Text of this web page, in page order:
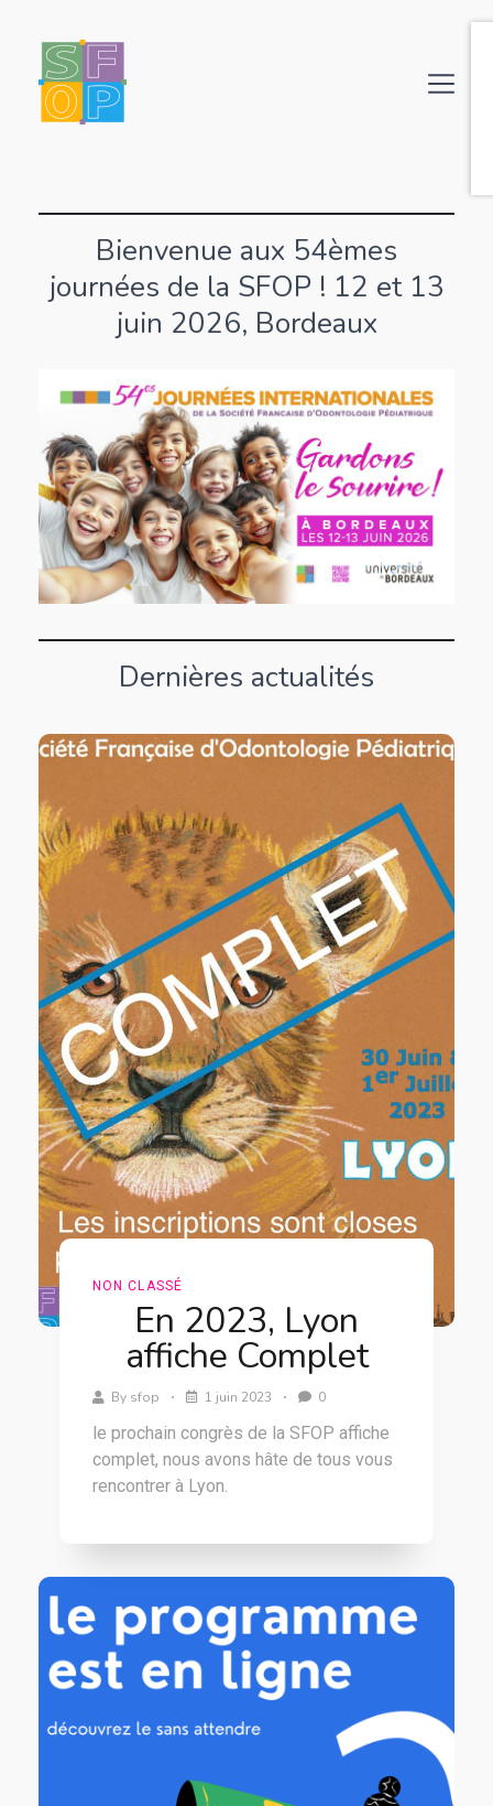
Bienvenue aux 54èmes
journées de la SFOP ! 12 et 13
juin 2026, Bordeaux
Dernières actualités
NON CLASSÉ
En 2023, Lyon
affiche Complet
By sfop 1 juin 2023 0
le prochain congrès de la SFOP affiche
complet, nous avons hâte de tous vous
rencontrer à Lyon.